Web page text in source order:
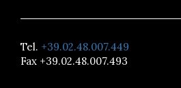
Tel. +39.02.48.007.449
Fax +39.02.48.007.493